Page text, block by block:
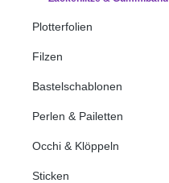
Plotterfolien
Filzen
Bastelschablonen
Perlen & Pailetten
Occhi & Klöppeln
Sticken